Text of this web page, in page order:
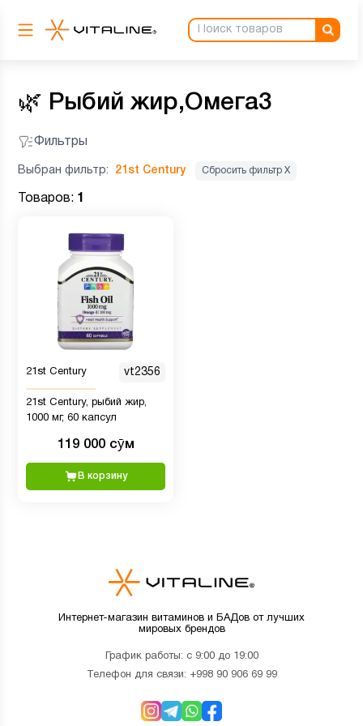
🌿 Рыбий жир,Омега3
Фильтры
Выбран фильтр: 21st Century Сбросить фильтр Х
Товаров: 1
21st Century vt2356
21st Century, рыбий жир,
1000 мг, 60 капсул
119 000 сӯм
В корзину
Интернет-магазин витаминов и БАДов от лучших
мировых брендов
График работы: с 9:00 до 19:00
Телефон для связи: +998 90 906 69 99